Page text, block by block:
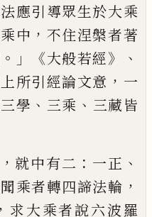
應引導眾生於大乘
中 ， 不住涅槃者著
。」《大般若經》、
所引經論文意 ， 一
三學 、 三乘 、 三藏皆
， 就中有二 ： 一正 、
乘者轉四諦法輪 ，
， 求大乘者說六波羅